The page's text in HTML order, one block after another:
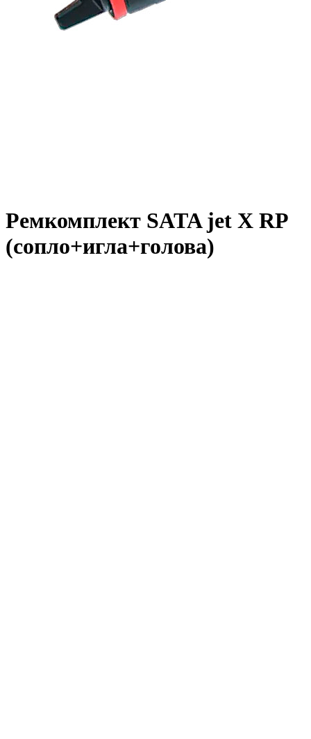
Ремкомплект SATA jet X RP
(сопло+игла+голова)